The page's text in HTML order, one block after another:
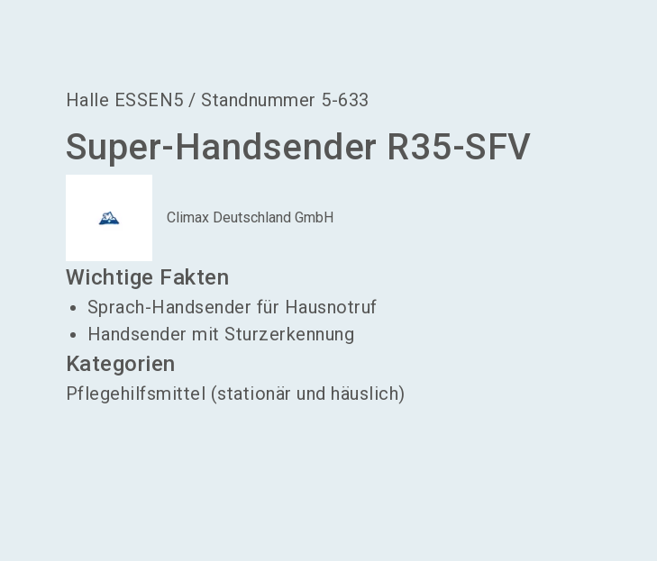
Halle ESSEN5 / Standnummer 5-633
Super-Handsender R35-SFV
Climax Deutschland GmbH
Wichtige Fakten
Sprach-Handsender für Hausnotruf
Handsender mit Sturzerkennung
Kategorien
Pflegehilfsmittel (stationär und häuslich)